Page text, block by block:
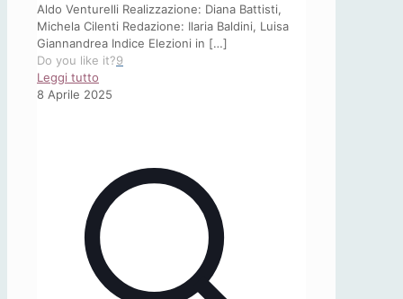
Aldo Venturelli Realizzazione: Diana Battisti,
Michela Cilenti Redazione: Ilaria Baldini, Luisa
Giannandrea Indice Elezioni in […]
Do you like it?9
Leggi tutto
«Osservatorio
8 Aprile 2025